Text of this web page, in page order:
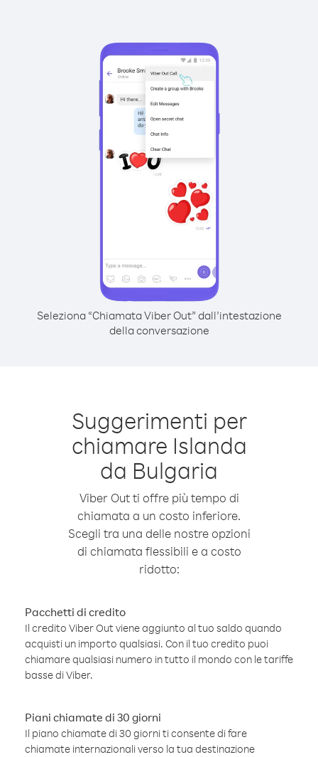
Seleziona “Chiamata Viber Out” dall’intestazione
della conversazione
Suggerimenti per
chiamare Islanda
da Bulgaria
Viber Out ti offre più tempo di
chiamata a un costo inferiore.
Scegli tra una delle nostre opzioni
di chiamata flessibili e a costo
ridotto:
Pacchetti di credito
Il credito Viber Out viene aggiunto al tuo saldo quando
acquisti un importo qualsiasi. Con il tuo credito puoi
chiamare qualsiasi numero in tutto il mondo con le tariffe
basse di Viber.
Piani chiamate di 30 giorni
Il piano chiamate di 30 giorni ti consente di fare
chiamate internazionali verso la tua destinazione